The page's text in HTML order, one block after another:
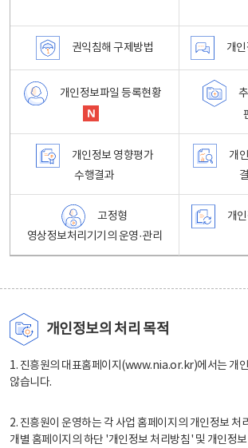
권익침해 구제방법 개
개인정보파일 등록현황
개인정보 영향평가
수행결과
개
고정형
영상정보처리기기의 운영·관리
개
개인정보의 처리 목적
1. 진흥원의 대표홈페이지(www.nia.or.kr)에서는 개
않습니다.
2. 진흥원이 운영하는 각 사업 홈페이지의 개인정보 처
개별 홈페이지의 하단 '개인정보 처리방침' 및 개인정보